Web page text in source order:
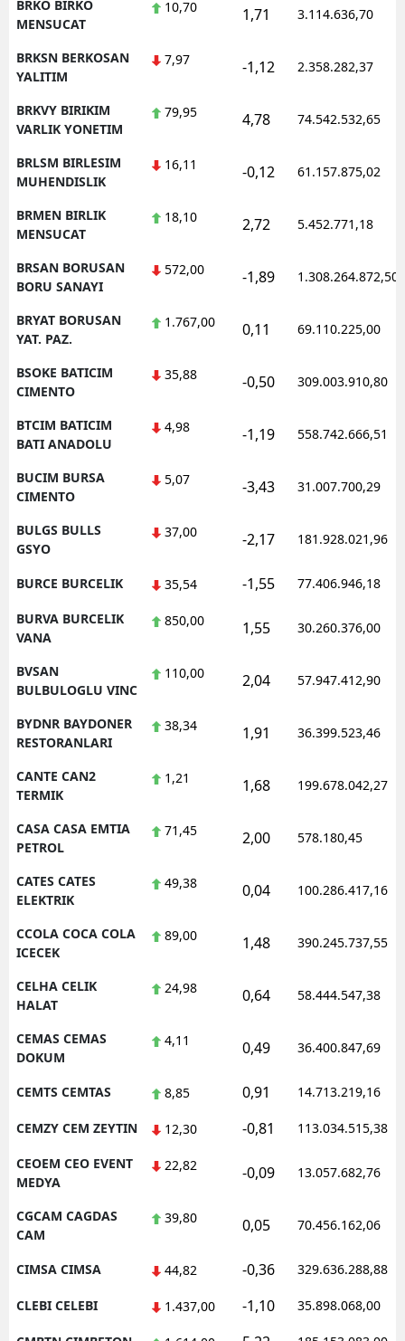
BRKO BIRKO
MENSUCAT
10,70 1,71 3.114.636,70
BRKSN BERKOSAN
YALITIM
7,97 -1,12 2.358.282,37
BRKVY BIRIKIM
VARLIK YONETIM
79,95 4,78 74.542.532,65
BRLSM BIRLESIM
MUHENDISLIK
16,11 -0,12 61.157.875,02
BRMEN BIRLIK
MENSUCAT
18,10 2,72 5.452.771,18
BRSAN BORUSAN
BORU SANAYI
572,00 -1,89 1.308.264.872,50
BRYAT BORUSAN
YAT. PAZ.
1.767,00 0,11 69.110.225,00
BSOKE BATICIM
CIMENTO
35,88 -0,50 309.003.910,80
BTCIM BATICIM
BATI ANADOLU
4,98 -1,19 558.742.666,51
BUCIM BURSA
CIMENTO
5,07 -3,43 31.007.700,29
BULGS BULLS
GSYO
37,00 -2,17 181.928.021,96
BURCE BURCELIK 35,54 -1,55 77.406.946,18
BURVA BURCELIK
VANA
850,00 1,55 30.260.376,00
BVSAN
BULBULOGLU VINC
110,00 2,04 57.947.412,90
BYDNR BAYDONER
RESTORANLARI
38,34 1,91 36.399.523,46
CANTE CAN2
TERMIK
1,21 1,68 199.678.042,27
CASA CASA EMTIA
PETROL
71,45 2,00 578.180,45
CATES CATES
ELEKTRIK
49,38 0,04 100.286.417,16
CCOLA COCA COLA
ICECEK
89,00 1,48 390.245.737,55
CELHA CELIK
HALAT
24,98 0,64 58.444.547,38
CEMAS CEMAS
DOKUM
4,11 0,49 36.400.847,69
CEMTS CEMTAS 8,85 0,91 14.713.219,16
CEMZY CEM ZEYTIN 12,30 -0,81 113.034.515,38
CEOEM CEO EVENT
MEDYA
22,82 -0,09 13.057.682,76
CGCAM CAGDAS
CAM
39,80 0,05 70.456.162,06
CIMSA CIMSA 44,82 -0,36 329.636.288,88
CLEBI CELEBI 1.437,00 -1,10 35.898.068,00